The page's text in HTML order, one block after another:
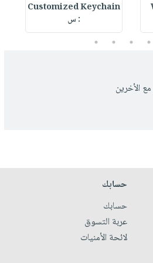
Customized Keychain
: س
2
3
4
5
الأخرين
حسابك
حسابك
عربة التسوق
لائحة الأمنيات